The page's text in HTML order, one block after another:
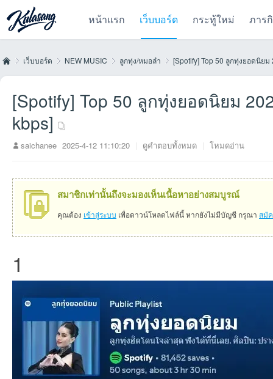
หน้าแรก เว็บบอร์ด กระทู้ใหม่ ภาร
»
เว็บบอร์ด NEW MUSIC ลูกทุ่ง/หมอลำ [Spotify] Top 50 ลูกทุ่งยอดนิยม
[Spotify] Top 50 ลูกทุ่งยอดนิยม
kbps]
saichanee 2025-4-12 11:10:20 | ดูคำตอบทั้งหมด | โหมดอ่าน
สมาชิกเท่านั้นถึงจะมองเห็นเนื้อหาอย่างสมบูรณ์
คุณต้อง เข้าสู่ระบบ เพื่อดาวน์โหลดไฟล์นี้ หากยังไม่มีบัญชี กรุณา สมั
1